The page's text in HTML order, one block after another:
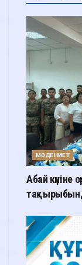
МӘДЕНИЕТ
Абай күніне